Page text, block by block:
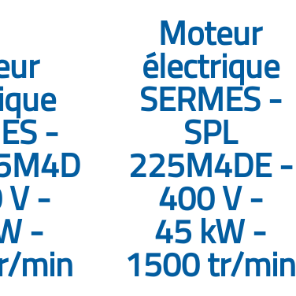
-
-
-
min
Moteur
électrique
SERMES -
SPL
225M4DE -
400 V -
45 kW -
1500 tr/min